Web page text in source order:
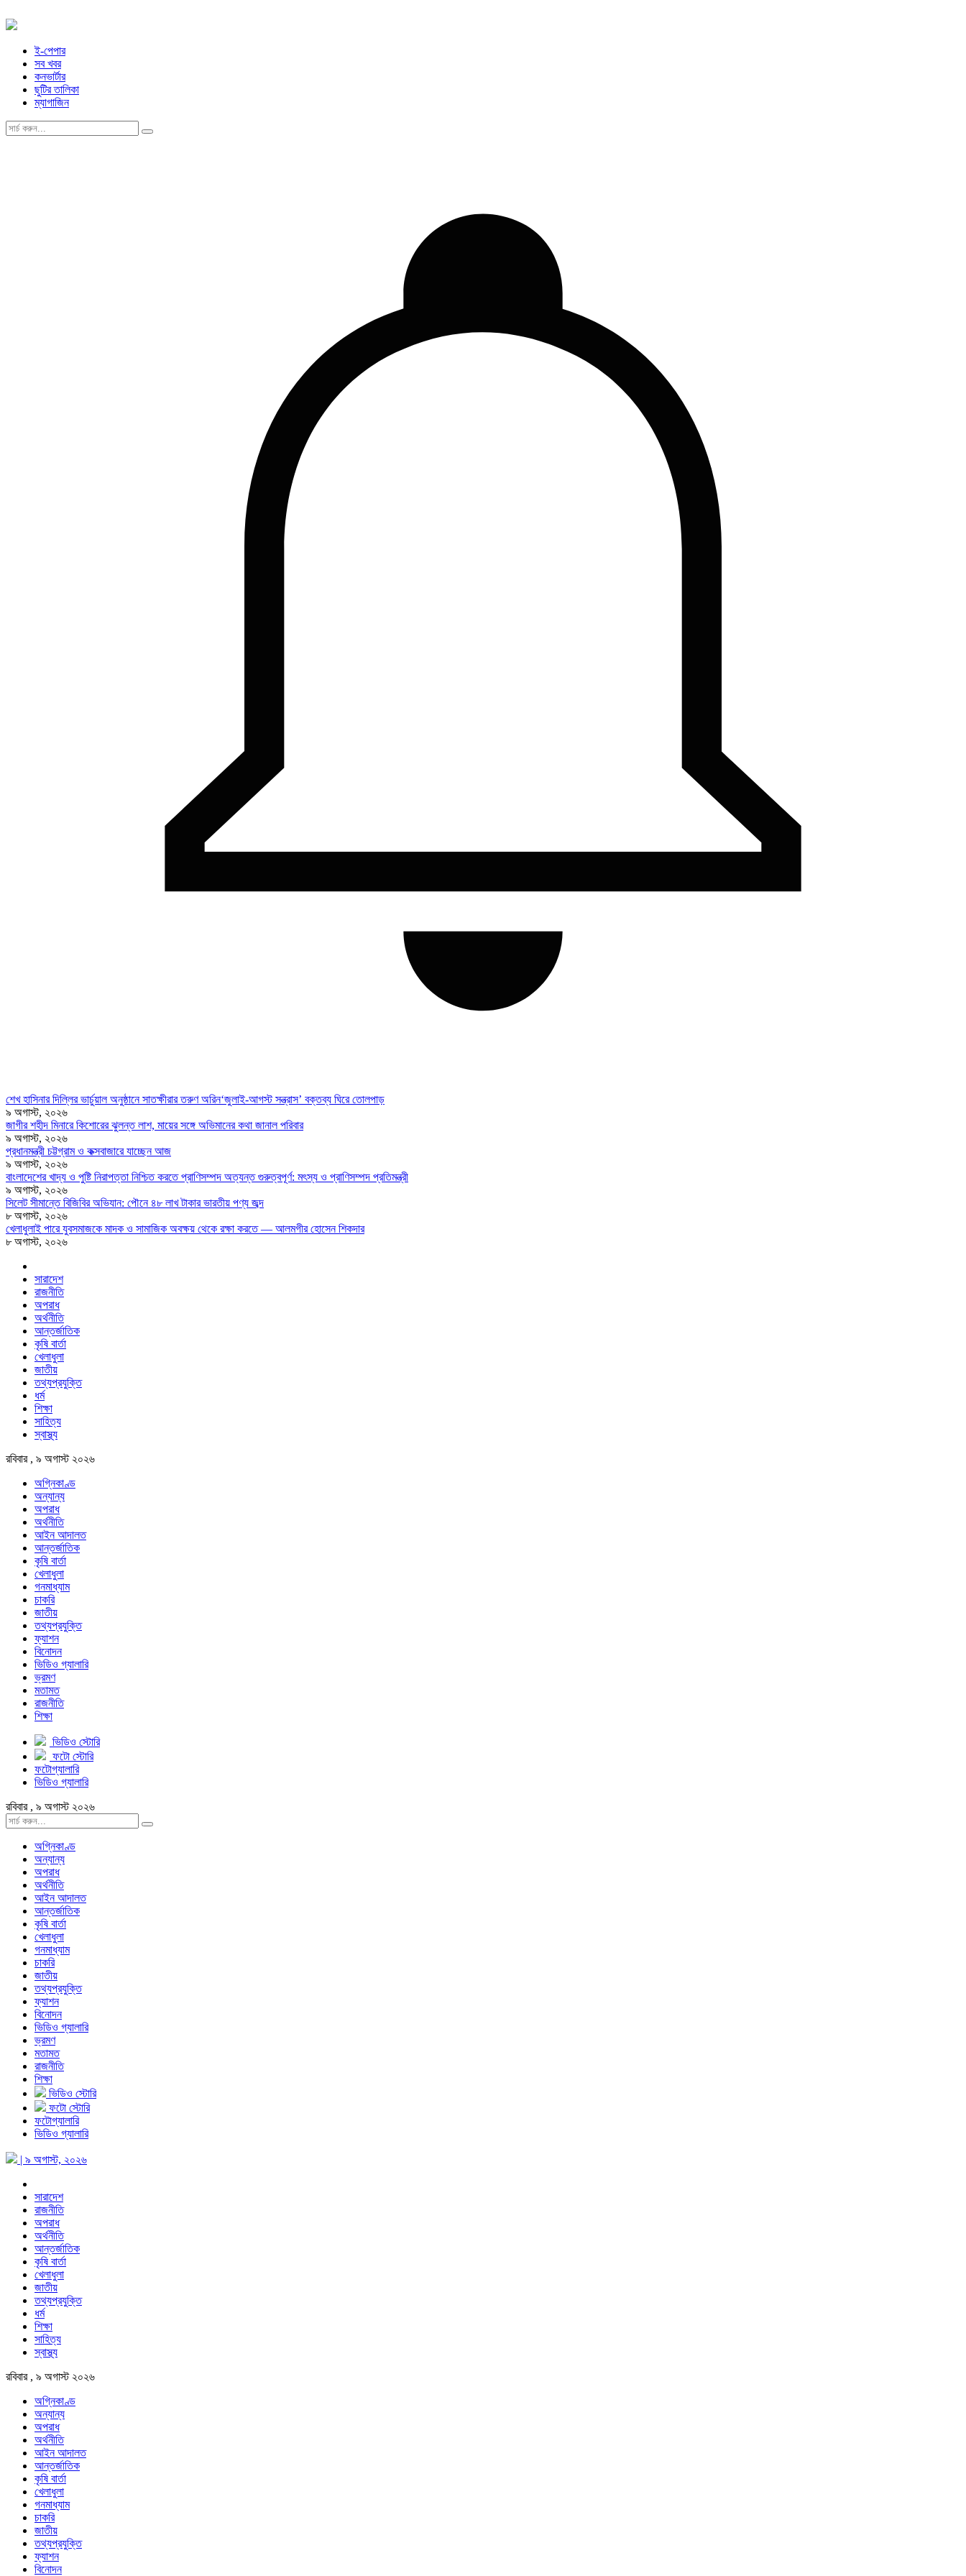
ই-পেপার
সব খবর
কনভার্টার
ছুটির তালিকা
ম্যাগাজিন
শেখ হাসিনার দিল্লির ভার্চুয়াল অনুষ্ঠানে সাতক্ষীরার তরুণ অরিন‘জুলাই-আগস্ট সন্ত্রাস’ বক্তব্য ঘিরে তোলপাড়
৯ অগাস্ট, ২০২৬
জাগীর শহীদ মিনারে কিশোরের ঝুলন্ত লাশ, মায়ের সঙ্গে অভিমানের কথা জানাল পরিবার
৯ অগাস্ট, ২০২৬
প্রধানমন্ত্রী চট্টগ্রাম ও কক্সবাজারে যাচ্ছেন আজ
৯ অগাস্ট, ২০২৬
বাংলাদেশের খাদ্য ও পুষ্টি নিরাপত্তা নিশ্চিত করতে প্রাণিসম্পদ অত্যন্ত গুরুত্বপূর্ণ: মৎস্য ও প্রাণিসম্পদ প্রতিমন্ত্রী
৯ অগাস্ট, ২০২৬
সিলেট সীমান্তে বিজিবির অভিযান: পৌনে ৪৮ লাখ টাকার ভারতীয় পণ্য জব্দ
৮ অগাস্ট, ২০২৬
খেলাধুলাই পারে যুবসমাজকে মাদক ও সামাজিক অবক্ষয় থেকে রক্ষা করতে — আলমগীর হোসেন শিকদার
৮ অগাস্ট, ২০২৬
সারাদেশ
রাজনীতি
অপরাধ
অর্থনীতি
আন্তর্জাতিক
কৃষি বার্তা
খেলাধুলা
জাতীয়
তথ্যপ্রযুক্তি
ধর্ম
শিক্ষা
সাহিত্য
স্বাস্থ্য
রবিবার , ৯ অগাস্ট ২০২৬
অগ্নিকাণ্ড
অন্যান্য
অপরাধ
অর্থনীতি
আইন আদালত
আন্তর্জাতিক
কৃষি বার্তা
খেলাধুলা
গনমাধ্যাম
চাকরি
জাতীয়
তথ্যপ্রযুক্তি
ফ্যাশন
বিনোদন
ভিডিও গ্যালারি
ভ্রমণ
মতামত
রাজনীতি
শিক্ষা
ভিডিও স্টোরি
ফটো স্টোরি
ফটোগ্যালারি
ভিডিও গ্যালারি
রবিবার , ৯ অগাস্ট ২০২৬
অগ্নিকাণ্ড
অন্যান্য
অপরাধ
অর্থনীতি
আইন আদালত
আন্তর্জাতিক
কৃষি বার্তা
খেলাধুলা
গনমাধ্যাম
চাকরি
জাতীয়
তথ্যপ্রযুক্তি
ফ্যাশন
বিনোদন
ভিডিও গ্যালারি
ভ্রমণ
মতামত
রাজনীতি
শিক্ষা
ভিডিও স্টোরি
ফটো স্টোরি
ফটোগ্যালারি
ভিডিও গ্যালারি
| ৯ অগাস্ট, ২০২৬
সারাদেশ
রাজনীতি
অপরাধ
অর্থনীতি
আন্তর্জাতিক
কৃষি বার্তা
খেলাধুলা
জাতীয়
তথ্যপ্রযুক্তি
ধর্ম
শিক্ষা
সাহিত্য
স্বাস্থ্য
রবিবার , ৯ অগাস্ট ২০২৬
অগ্নিকাণ্ড
অন্যান্য
অপরাধ
অর্থনীতি
আইন আদালত
আন্তর্জাতিক
কৃষি বার্তা
খেলাধুলা
গনমাধ্যাম
চাকরি
জাতীয়
তথ্যপ্রযুক্তি
ফ্যাশন
বিনোদন